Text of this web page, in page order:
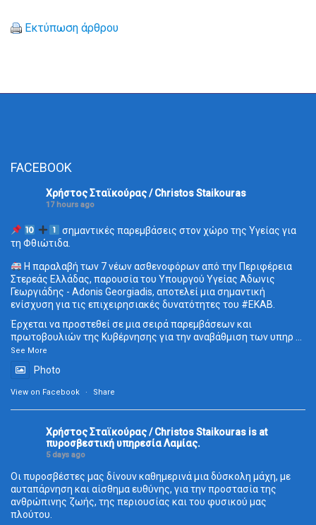
Εκτύπωση άρθρου
FACEBOOK
Χρήστος Σταϊκούρας / Christos Staikouras
17 hours ago
σημαντικές παρεμβάσεις στον χώρο της Υγείας για
τη Φθιώτιδα.
Η παραλαβή των 7 νέων ασθενοφόρων από την Περιφέρεια
Στερεάς Ελλάδας, παρουσία του Υπουργού Υγείας Άδωνις
Γεωργιάδης - Adonis Georgiadis, αποτελεί μια σημαντική
ενίσχυση για τις επιχειρησιακές δυνατότητες του #ΕΚΑΒ
Έρχεται να προστεθεί σε μια σειρά παρεμβάσεων και
πρωτοβουλιών της Κυβέρνησης για την αναβάθμιση των υπηρ
See More
Photo
View on Facebook · Share
Χρήστος Σταϊκούρας / Christos Staikouras is at
πυροσβεστική υπηρεσία Λαμίας.
5 days ago
Οι πυροσβέστες μας δίνουν καθημερινά μια δύσκολη μάχη, με
αυταπάρνηση και αίσθημα ευθύνης, για την προστασία της
ανθρώπινης ζωής, της περιουσίας και του φυσικού μας
πλούτου.